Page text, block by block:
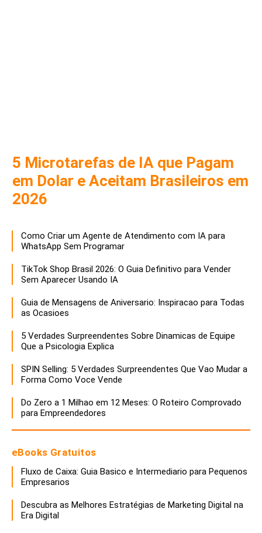
5 Microtarefas de IA que Pagam
em Dolar e Aceitam Brasileiros em
2026
Como Criar um Agente de Atendimento com IA para
WhatsApp Sem Programar
TikTok Shop Brasil 2026: O Guia Definitivo para Vender
Sem Aparecer Usando IA
Guia de Mensagens de Aniversario: Inspiracao para Todas
as Ocasioes
5 Verdades Surpreendentes Sobre Dinamicas de Equipe
Que a Psicologia Explica
SPIN Selling: 5 Verdades Surpreendentes Que Vao Mudar a
Forma Como Voce Vende
Do Zero a 1 Milhao em 12 Meses: O Roteiro Comprovado
para Empreendedores
eBooks Gratuitos
Fluxo de Caixa: Guia Basico e Intermediario para Pequenos
Empresarios
Descubra as Melhores Estratégias de Marketing Digital na
Era Digital